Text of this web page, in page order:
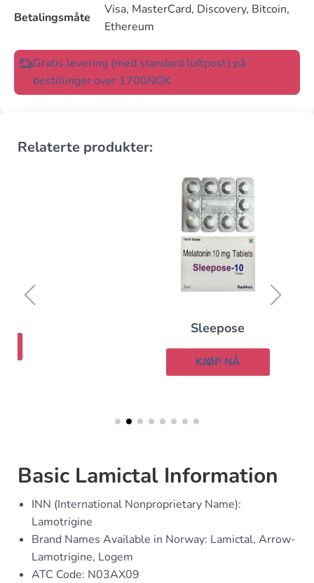
Betalingsmåte
Visa, MasterCard, Discovery, Bitcoin,
Ethereum
Gratis levering (med standard luftpost) på
bestillinger over 1700NOK
Relaterte produkter:
Basic Lamictal Information
INN (International Nonproprietary Name):
Lamotrigine
Brand Names Available in Norway: Lamictal, Arrow-
Lamotrigine, Logem
ATC Code: N03AX09